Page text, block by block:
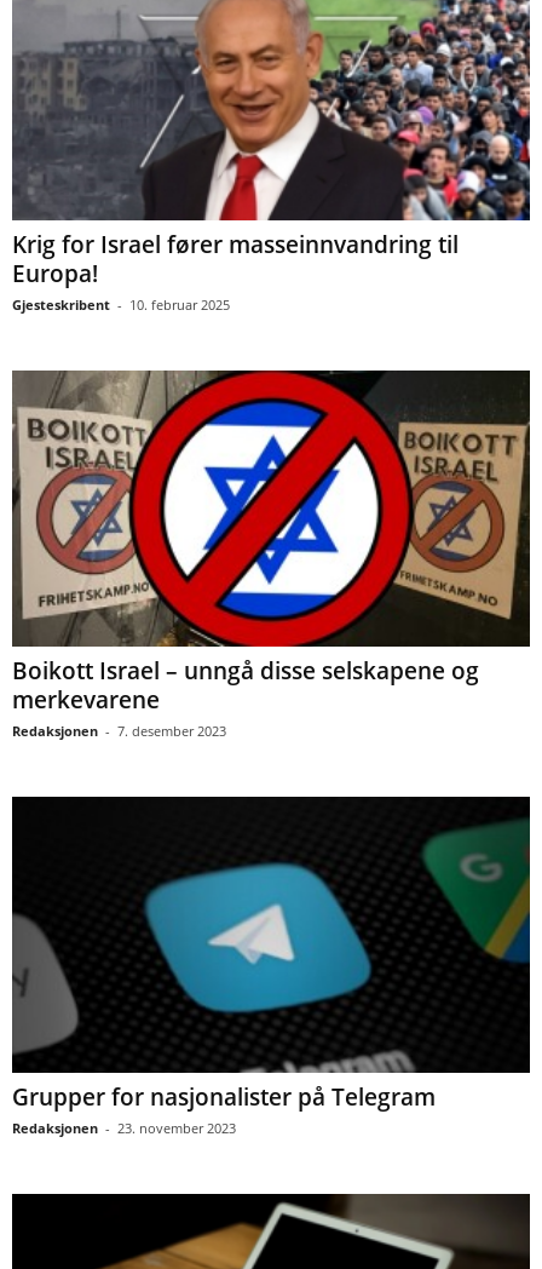
Krig for Israel fører masseinnvandring til
Europa!
Gjesteskribent - 10. februar 2025
Boikott Israel – unngå disse selskapene og
merkevarene
Redaksjonen - 7. desember 2023
Grupper for nasjonalister på Telegram
Redaksjonen - 23. november 2023